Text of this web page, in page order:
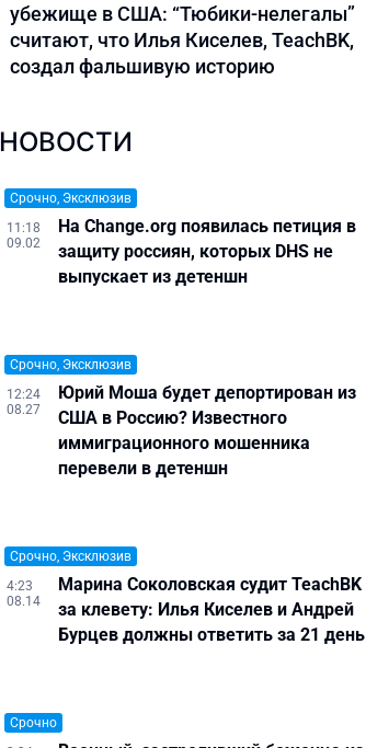
убежище в США: “Тюбики-нелегалы”
считают, что Илья Киселев, TeachBK,
создал фальшивую историю
НОВОСТИ
Срочно, Эксклюзив
11:18
09.02
На Change.org появилась петиция в
защиту россиян, которых DHS не
выпускает из детеншн
Срочно, Эксклюзив
12:24
08.27
Юрий Моша будет депортирован из
США в Россию? Известного
иммиграционного мошенника
перевели в детеншн
Срочно, Эксклюзив
4:23
08.14
Марина Соколовская судит TeachBK
за клевету: Илья Киселев и Андрей
Бурцев должны ответить за 21 день
Срочно